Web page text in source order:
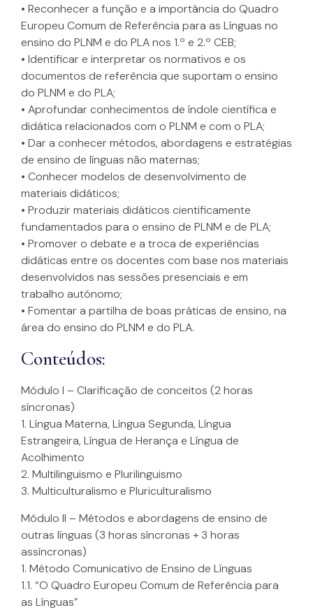
• Reconhecer a função e a importância do Quadro
Europeu Comum de Referência para as Línguas no
ensino do PLNM e do PLA nos 1.º e 2.º CEB;
• Identificar e interpretar os normativos e os
documentos de referência que suportam o ensino
do PLNM e do PLA;
• Aprofundar conhecimentos de índole científica e
didática relacionados com o PLNM e com o PLA;
• Dar a conhecer métodos, abordagens e estratégias
de ensino de línguas não maternas;
• Conhecer modelos de desenvolvimento de
materiais didáticos;
• Produzir materiais didáticos cientificamente
fundamentados para o ensino de PLNM e de PLA;
• Promover o debate e a troca de experiências
didáticas entre os docentes com base nos materiais
desenvolvidos nas sessões presenciais e em
trabalho autónomo;
• Fomentar a partilha de boas práticas de ensino, na
área do ensino do PLNM e do PLA.
Conteúdos:
Módulo I – Clarificação de conceitos (2 horas
síncronas)
1. Língua Materna, Língua Segunda, Língua
Estrangeira, Língua de Herança e Língua de
Acolhimento
2. Multilinguismo e Plurilinguismo
3. Multiculturalismo e Pluriculturalismo
Módulo II – Métodos e abordagens de ensino de
outras línguas (3 horas síncronas + 3 horas
assíncronas)
1. Método Comunicativo de Ensino de Línguas
1.1. “O Quadro Europeu Comum de Referência para
as Línguas”